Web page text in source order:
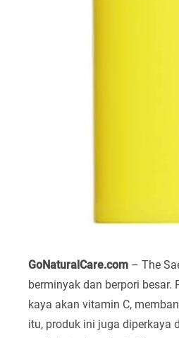
GoNaturalCare.com – The
berminyak dan berpori
kaya akan vitamin C,
itu, produk ini juga diperkaya